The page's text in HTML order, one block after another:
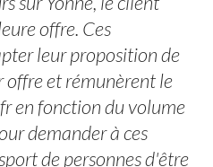
offre. Ces
leur proposition de
offre et rémunèrent le
en fonction du volume
demander à ces
de personnes d'être